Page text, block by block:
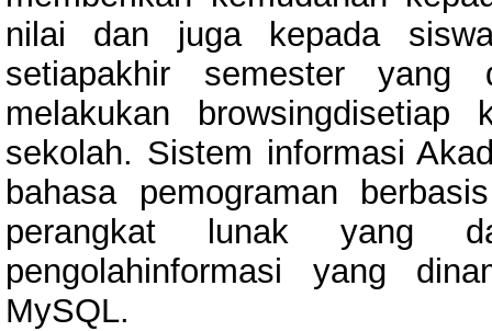
nilai dan juga kepada
setiapakhir semester yang
melakukan browsingdisetiap
sekolah. Sistem informasi
bahasa pemograman
perangkat lunak yang
pengolahinformasi yang
MySQL.